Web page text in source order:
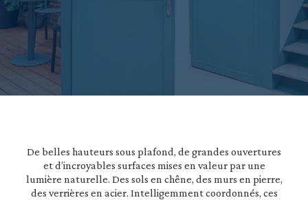
De belles hauteurs sous plafond, de grandes ouvertures
et d’incroyables surfaces mises en valeur par une
lumière naturelle. Des sols en chêne, des murs en pierre,
des verrières en acier. Intelligemment coordonnés, ces